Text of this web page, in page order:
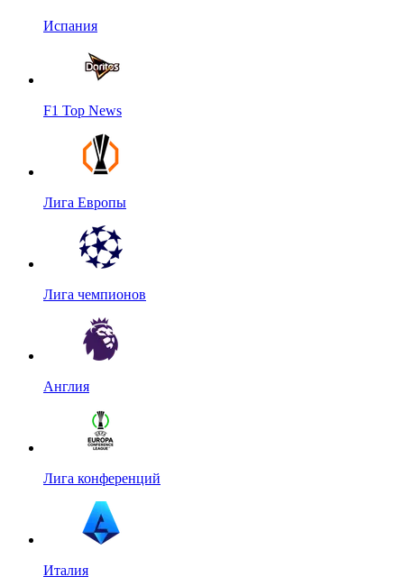
Испания
F1 Top News
Лига Европы
Лига чемпионов
Англия
Лига конференций
Италия